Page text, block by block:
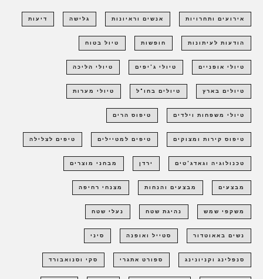
אירועים ותחרויות אנשים וראיונות גלישה דיעות
הודעות לעיתונות חופשות טיול בטוח
טיולי אופניים טיולי ג'יפים טיולי הליכה
טיולים בארץ טיולים בחו"ל טיולי מערות
טיולי משפחות וילדים טיפוס הרים
טיפוס קירות ומצוקים טיפים למטיילים טיפים לצלילה
טכנולוגיה וגאדג'טים ירדן מבחני מוצרים
מבצעים מבצעים והנחות מצנחי רחיפה
משקפי שמש נהיגת שטח נעלי שטח
נשים באאוטדור סטייל ואופנה סיני
סנפלינג וקניונינג ספורט אתגרי סקי וסנואבורד